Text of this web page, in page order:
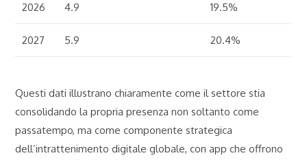
2026 4.9 19.5%
2027 5.9 20.4%
Questi dati illustrano chiaramente come il settore stia
consolidando la propria presenza non soltanto come
passatempo, ma come componente strategica
dell’intrattenimento digitale globale, con app che offrono